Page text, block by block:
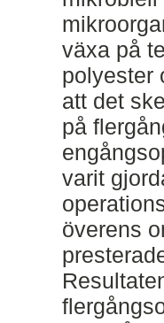
växa på
polyester
att det
på
varit
överens